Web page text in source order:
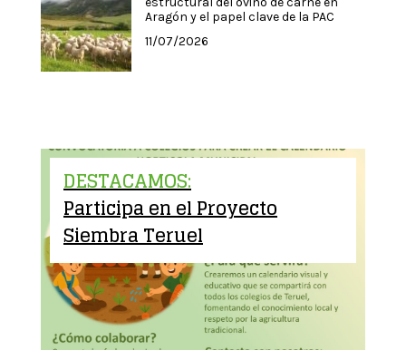
Aragón y el papel clave de la PAC
11/07/2026
DESTACAMOS:
Participa en el Proyecto
Siembra Teruel